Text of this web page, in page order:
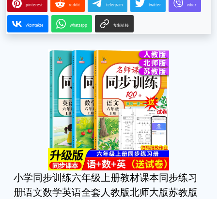
pinterest reddit telegram twitter viber
vkontakte whatsapp 复制链接
小学同步训练六年级上册教材课本同步练习
册语文数学英语全套人教版北师大版苏教版